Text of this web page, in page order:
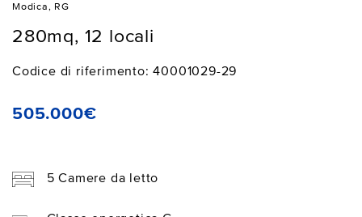
Modica, RG
280mq, 12 locali
Codice di riferimento: 40001029-29
505.000€
5 Camere da letto